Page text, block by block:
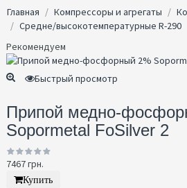
Главная
Компрессоры и агрегаты
Средне/высокотемпературные R-290
Рекомендуем
Быстрый просмотр
Припой медно-
Sopormetal FoSilver 2
7467 грн.
Купить